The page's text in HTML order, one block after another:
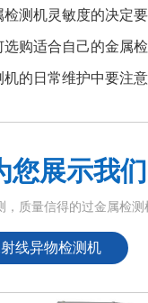
检测机灵敏度的决定
选购适合自己的金属
机的日常维护中要注
您展示我
，质量信得的过金属检
线异物检测机